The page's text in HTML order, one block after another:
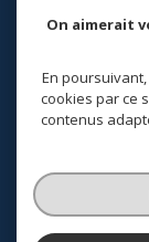
On aimerait
En
cookies par ce
contenus